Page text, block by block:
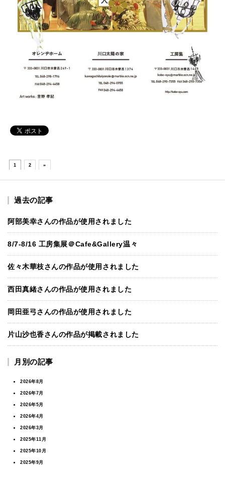
1 2 »
過去の記事
阿部美幸さんの作品が使用されました
8/7-8/16 工房集展＠Cafe&Gallery温々
佐々木華枝さんの作品が使用されました
西田真緒さんの作品が使用されました
岡田亜弓さんの作品が使用されました
片山沙也香さんの作品が掲載されました
月別の記事
2026年8月
2026年7月
2026年5月
2026年4月
2026年3月
2025年11月
2025年10月
2025年9月